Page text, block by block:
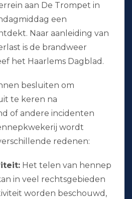
aan De Trompet in
een
Naar aanleiding van
is de brandweer
het Haarlems Dagblad.
besluiten om
te keren na
of andere incidenten
wordt
redenen:
Het telen van hennep
in veel rechtsgebieden
worden beschouwd,